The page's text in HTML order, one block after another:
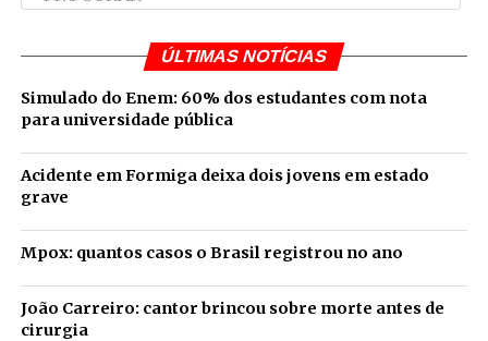
ÚLTIMAS NOTÍCIAS
Simulado do Enem: 60% dos estudantes com nota
para universidade pública
Acidente em Formiga deixa dois jovens em estado
grave
Mpox: quantos casos o Brasil registrou no ano
João Carreiro: cantor brincou sobre morte antes de
cirurgia